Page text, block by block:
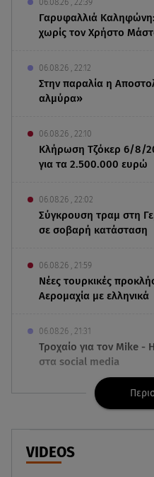
06.08.26 , 22:39
Γαρυφαλλιά
χωρίς τον Χρήστο
06.08.26 , 22:12
Στην παραλία η
αλμύρα»
06.08.26 , 22:10
Κλήρωση Τζόκερ 6/8/
για τα 2.500.000 ευρώ
06.08.26 , 22:02
Σύγκρουση τραμ στη
σε σοβαρή κατάσταση
06.08.26 , 21:59
Νέες τουρκικές
Αερομαχία με ελληνικά
06.08.26 , 21:31
Τροχαίο για τον Mike
στα social media
06.08.26 , 21:22
Ισραήλ - Κύπρος -
υποθαλάσσιο καλώδιο
06.08.26 , 21:07
VIDEOS